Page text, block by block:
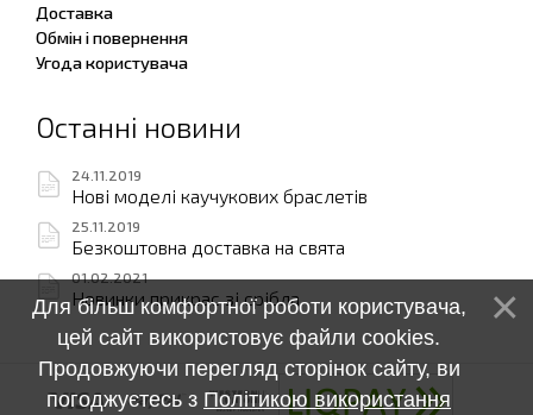
Доставка
Обмін і повернення
Угода користувача
Останні новини
24.11.2019
Нові моделі каучукових браслетів
25.11.2019
Безкоштовна доставка на свята
01.02.2021
Новинки прикрас зі срібла
Для більш комфортної роботи користувача,
цей сайт використовує файли cookies.
Продовжуючи перегляд сторінок сайту, ви
погоджуєтесь з Політикою використання